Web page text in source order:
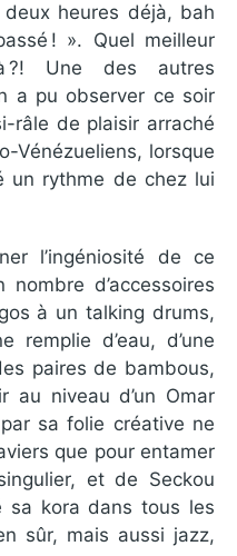
heures déjà, bah
! ». Quel meilleur
?! Une des autres
a pu observer ce soir
râle de plaisir arraché
Vénézueliens, lorsque
un rythme de chez lui
l’ingéniosité de ce
d’accessoires
à un talking drums,
remplie d’eau, d’une
paires de bambous,
au niveau d’un Omar
sa folie créative ne
que pour entamer
et de Seckou
sa kora dans tous les
sûr, mais aussi jazz,